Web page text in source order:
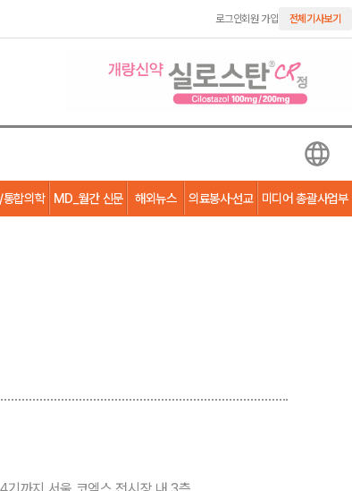
로그인회원 가입 전체기사보기
합의학 MD_월간 신문 해외뉴스 의료봉사·선교 미디어 총괄사업부